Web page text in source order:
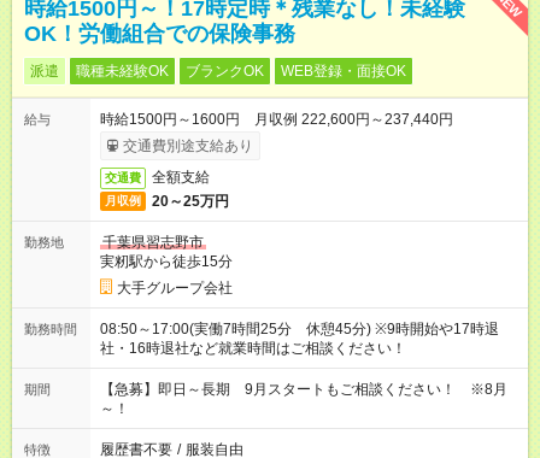
時給1500円～！17時定時＊残業なし！未経験
OK！労働組合での保険事務
派遣 職種未経験OK ブランクOK WEB登録・面接OK
給与
時給1500円～1600円 月収例 222,600円～237,440円
交通費別途支給あり
交通費 全額支給
月収例 20～25万円
勤務地
千葉県習志野市
実籾駅から徒歩15分
大手グループ会社
勤務時間
08:50～17:00(実働7時間25分 休憩45分) ※9時開始や17時退
社・16時退社など就業時間はご相談ください！
期間
【急募】即日～長期 9月スタートもご相談ください！ ※8月
～！
特徴 履歴書不要 / 服装自由